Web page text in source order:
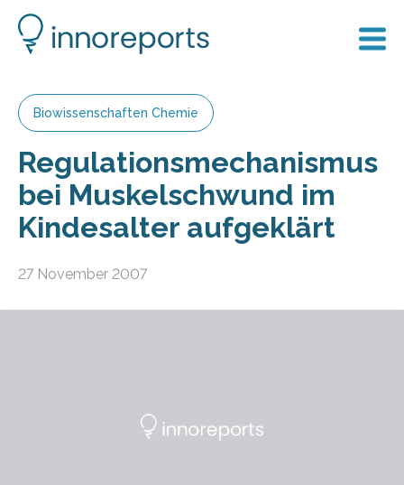
Biowissenschaften Chemie
Regulationsmechanismus
bei Muskelschwund im
Kindesalter aufgeklärt
27 November 2007